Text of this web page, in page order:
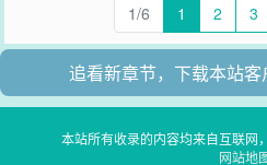
1/6 1 2 3
追看新章节，下载本站
本站所有收录的内容均来自互联网
网站地